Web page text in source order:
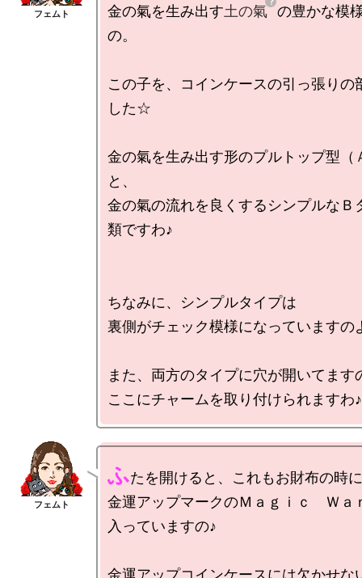
金の氣を生み出す土の氣 の豊かな模
の。
この子を、コインケースの引っ張りの
した☆
金の氣を生み出す形のプルトップ型（
と、
金の氣の流れを良くするシンプルなＢ
類ですわ♪
ちなみに、シンプルタイプは
裏側がチェック模様になっています
また、両方のタイプに穴が開いてます
ふたを開けると、これもお財布の時
金運アップマークのＭａｇｉｃ　Ｗａ
入っていますの♪
金運アップコインケースには欠かせな